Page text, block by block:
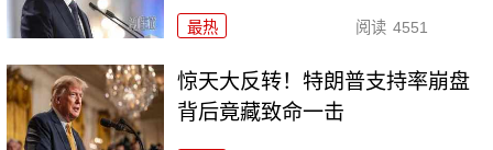
最热 阅读 4551
惊天大反转！特朗普支持率崩盘
背后竟藏致命一击